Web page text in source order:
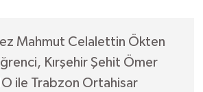
Mahmut Celalettin Ökten
Kırşehir Şehit Ömer
ile Trabzon Ortahisar